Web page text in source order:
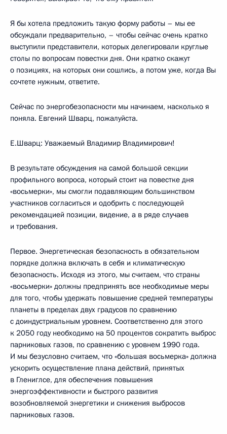
Я бы хотела предложить такую форму работы – мы ее
обсуждали предварительно, – чтобы сейчас очень кратко
выступили представители, которых делегировали круглые
столы по вопросам повестки дня. Они кратко скажут
о позициях, на которых они сошлись, а потом уже, когда Вы
сочтете нужным, ответите.
Сейчас по энергобезопасности мы начинаем, насколько я
поняла. Евгений Шварц, пожалуйста.
Е.Шварц: Уважаемый Владимир Владимирович!
В результате обсуждения на самой большой секции
профильного вопроса, который стоит на повестке дня
«восьмерки», мы смогли подавляющим большинством
участников согласиться и одобрить с последующей
рекомендацией позиции, видение, а в ряде случаев
и требования.
Первое. Энергетическая безопасность в обязательном
порядке должна включать в себя и климатическую
безопасность. Исходя из этого, мы считаем, что страны
«восьмерки» должны предпринять все необходимые меры
для того, чтобы удержать повышение средней температуры
планеты в пределах двух градусов по сравнению
с доиндустриальным уровнем. Соответственно для этого
к 2050 году необходимо на 50 процентов сократить выброс
парниковых газов, по сравнению с уровнем 1990 года.
И мы безусловно считаем, что «большая восьмерка» должна
ускорить осуществление плана действий, принятых
в Глениглсе, для обеспечения повышения
энергоэффективности и быстрого развития
возобновляемой энергетики и снижения выбросов
парниковых газов.